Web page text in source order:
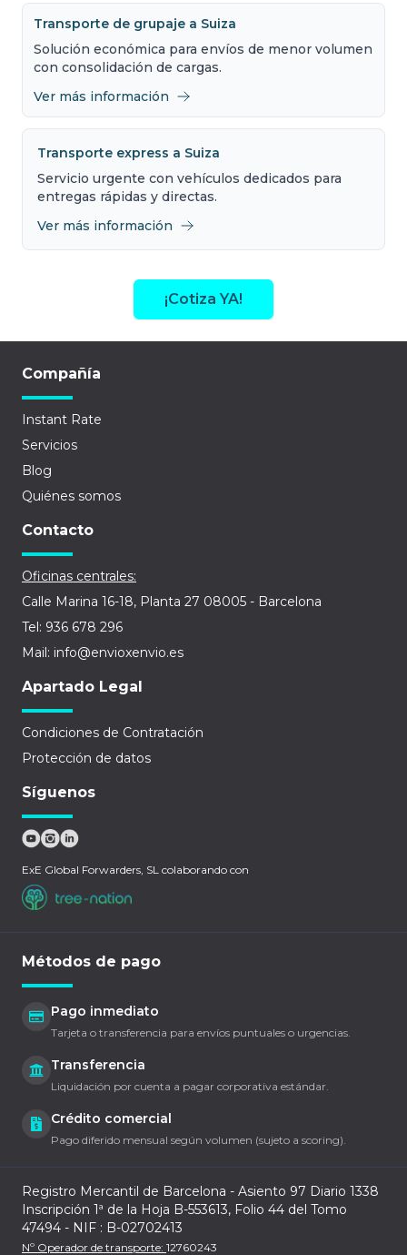
Transporte de grupaje a Suiza
Solución económica para envíos de menor volumen
con consolidación de cargas.
Ver más información
Transporte express a Suiza
Servicio urgente con vehículos dedicados para
entregas rápidas y directas.
Ver más información
¡Cotiza YA!
Compañía
Instant Rate
Servicios
Blog
Quiénes somos
Contacto
Oficinas centrales:
Calle Marina 16-18, Planta 27 08005 - Barcelona
Tel: 936 678 296
Mail: info@envioxenvio.es
Apartado Legal
Condiciones de Contratación
Protección de datos
Síguenos
ExE Global Forwarders, SL colaborando con
Métodos de pago
Pago inmediato
Tarjeta o transferencia para envíos puntuales o urgencias.
Transferencia
Liquidación por cuenta a pagar corporativa estándar.
Crédito comercial
Pago diferido mensual según volumen (sujeto a scoring).
Registro Mercantil de Barcelona - Asiento 97 Diario 1338
Inscripción 1ª de la Hoja B-553613, Folio 44 del Tomo
47494 - NIF : B-02702413
Nº Operador de transporte: 12760243